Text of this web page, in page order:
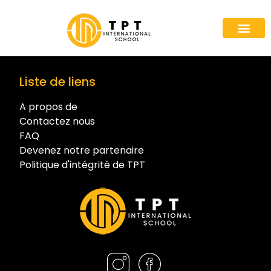
Liste de liens
A propos de
Contactez nous
FAQ
Devenez notre partenaire
Politique d'intégrité de TPT